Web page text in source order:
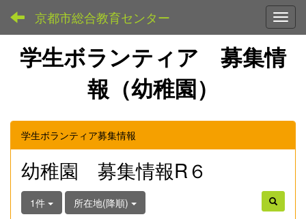
京都市総合教育センター
学生ボランティア 募集情
報（幼稚園）
学生ボランティア募集情報
幼稚園 募集情報R６
1件 所在地(降順)